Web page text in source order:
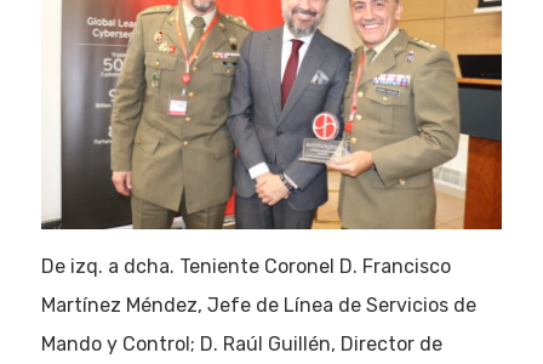
De izq. a dcha. Teniente Coronel D. Francisco
Martínez Méndez, Jefe de Línea de Servicios de
Mando y Control; D. Raúl Guillén, Director de